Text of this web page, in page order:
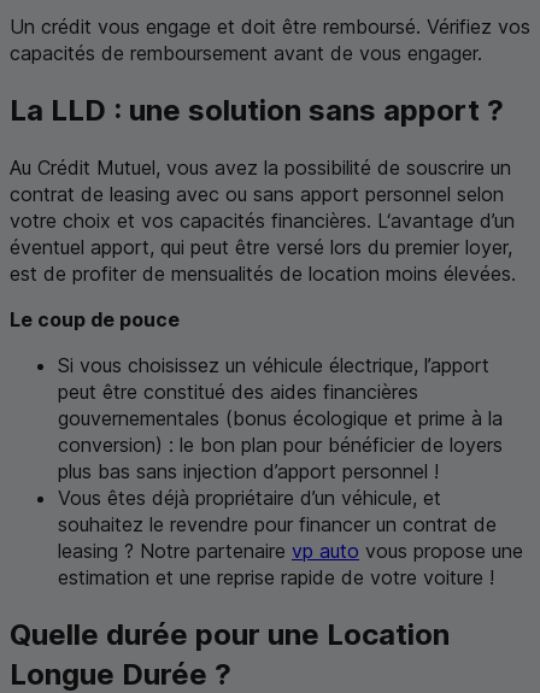
Un crédit vous engage et doit être remboursé. Vérifiez vos
capacités de remboursement avant de vous engager.
La LLD : une solution sans apport ?
Au Crédit Mutuel, vous avez la possibilité de souscrire un
contrat de leasing avec ou sans apport personnel selon
votre choix et vos capacités financières. L‘avantage d’un
éventuel apport, qui peut être versé lors du premier loyer,
est de profiter de mensualités de location moins élevées.
Le coup de pouce
Si vous choisissez un véhicule électrique, l’apport
peut être constitué des aides financières
gouvernementales (bonus écologique et prime à la
conversion) : le bon plan pour bénéficier de loyers
plus bas sans injection d’apport personnel !
Vous êtes déjà propriétaire d’un véhicule, et
souhaitez le revendre pour financer un contrat de
leasing ? Notre partenaire vp auto vous propose une
estimation et une reprise rapide de votre voiture !
Quelle durée pour une Location
Longue Durée ?